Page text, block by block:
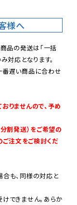
様へ
品の発送は「一括
対応となります。
番遅い商品に合わせ
りませんので、予め
割発送）をご希望の
ご注文をご検討くだ
も、同様の対応と
できません。あらか